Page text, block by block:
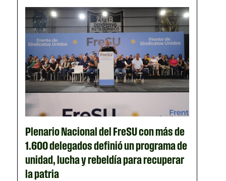
Plenario Nacional del FreSU con más de
1.600 delegados definió un programa de
unidad, lucha y rebeldía para recuperar
la patria